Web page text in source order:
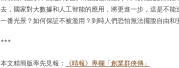
去，國家對大數據和人工智能的應用，將更進一步，這是不
一番光景？如何保証不被濫用？到時人們恐怕無法擺脫自由和
***
本文精簡版率先見報： 《晴報》專欄「創業群俠傳」